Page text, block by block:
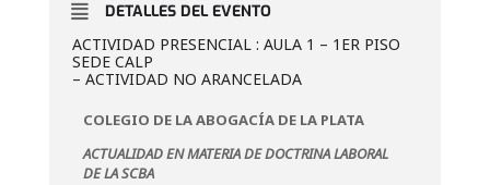
DETALLES DEL EVENTO
ACTIVIDAD PRESENCIAL : AULA 1 – 1ER PISO
SEDE CALP
– ACTIVIDAD NO ARANCELADA
COLEGIO DE LA ABOGACÍA DE LA PLATA
ACTUALIDAD EN MATERIA DE DOCTRINA LABORAL
DE LA SCBA